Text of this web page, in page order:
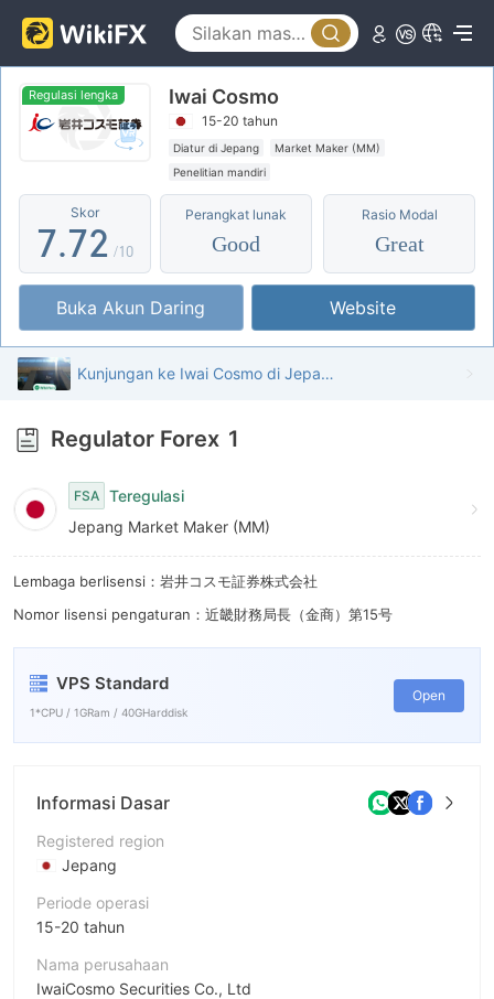
Regulasi lengka Iwai Cosmo
15-20 tahun
Diatur di Jepang
Market Maker (MM)
Penelitian mandiri
Skor
2
3
4
6
7
8
9
.
2
3
4
6
7
8
9
1
2
3
4
5
6
7
8
9
/10
Perangkat lunak
Good
Rasio Modal
Great
Buka Akun Daring Website
Kunjungan ke Iwai Cosmo di Jepang – Kantor Ditemukan
Regulator Forex 1
FSA Teregulasi
Jepang Market Maker (MM)
Lembaga berlisensi：岩井コスモ証券株式会社
Nomor lisensi pengaturan：近畿財務局長（金商）第15号
VPS Standard
1*CPU / 1GRam / 40GHarddisk
Open
Informasi Dasar
Registered region
Jepang
Periode operasi
15-20 tahun
Nama perusahaan
IwaiCosmo Securities Co., Ltd